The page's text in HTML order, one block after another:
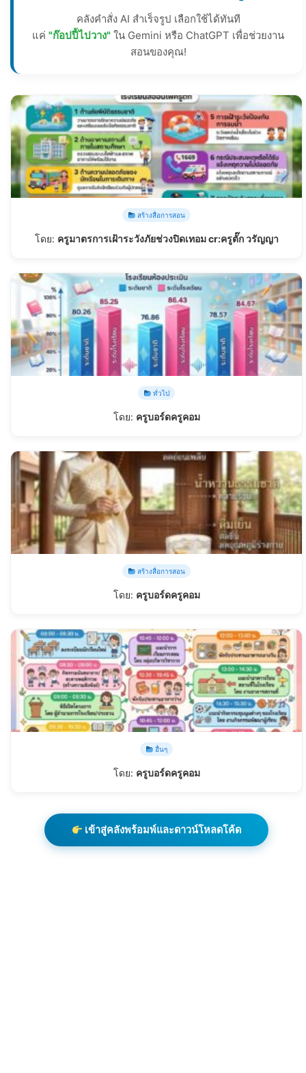
คลังคำสั่ง AI สำเร็จรูป เลือกใช้ได้ทันที
แค่ "ก๊อปปี้ไปวาง" ใน Gemini หรือ ChatGPT เพื่อช่วยงาน
สอนของคุณ!
สร้างสื่อการสอน
โดย: ครูมาตรการเฝ้าระวังภัยช่วงปิดเทอม cr:ครูตั๊ก วรัญญา
ทั่วไป
โดย: ครูบอร์ดครูคอม
สร้างสื่อการสอน
โดย: ครูบอร์ดครูคอม
อื่นๆ
โดย: ครูบอร์ดครูคอม
เข้าสู่คลังพร้อมพ์และดาวน์โหลดโค้ด